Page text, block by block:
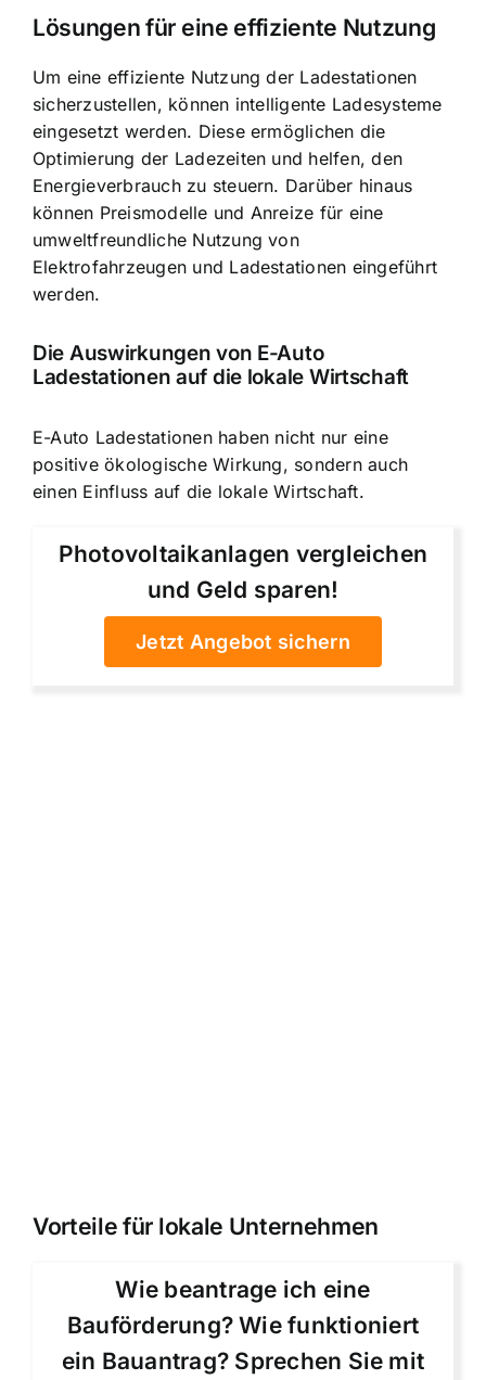
Lösungen für eine effiziente Nutzung
Um eine effiziente Nutzung der Ladestationen
sicherzustellen, können intelligente Ladesysteme
eingesetzt werden. Diese ermöglichen die
Optimierung der Ladezeiten und helfen, den
Energieverbrauch zu steuern. Darüber hinaus
können Preismodelle und Anreize für eine
umweltfreundliche Nutzung von
Elektrofahrzeugen und Ladestationen eingeführt
werden.
Die Auswirkungen von E-Auto
Ladestationen auf die lokale Wirtschaft
E-Auto Ladestationen haben nicht nur eine
positive ökologische Wirkung, sondern auch
einen Einfluss auf die lokale Wirtschaft.
Photovoltaikanlagen vergleichen
und Geld sparen!
Jetzt Angebot sichern
Vorteile für lokale Unternehmen
Wie beantrage ich eine
Bauförderung? Wie funktioniert
ein Bauantrag? Sprechen Sie mit